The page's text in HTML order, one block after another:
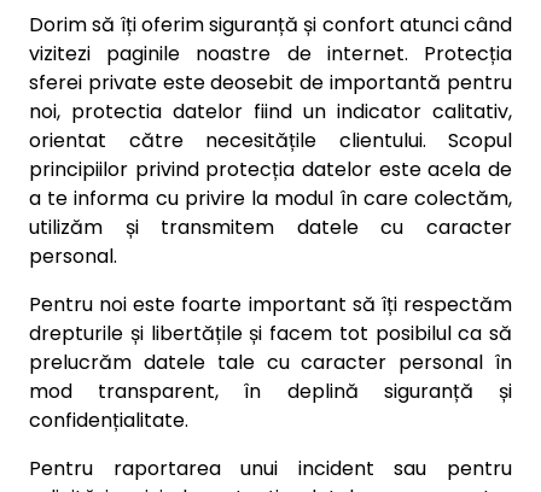
Dorim să îți oferim siguranță și confort atunci când
vizitezi paginile noastre de internet. Protecția
sferei private este deosebit de importantă pentru
noi, protectia datelor fiind un indicator calitativ,
orientat către necesitățile clientului. Scopul
principiilor privind protecția datelor este acela de
a te informa cu privire la modul în care colectăm,
utilizăm și transmitem datele cu caracter
personal.
Pentru noi este foarte important să îți respectăm
drepturile și libertățile și facem tot posibilul ca să
prelucrăm datele tale cu caracter personal în
mod transparent, în deplină siguranță și
confidențialitate.
Pentru raportarea unui incident sau pentru